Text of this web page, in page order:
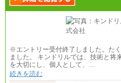
※エントリー受付終了しました。た
ました。 キンドリルでは、技術と将
を大切にし、個人として、…
続きを読む